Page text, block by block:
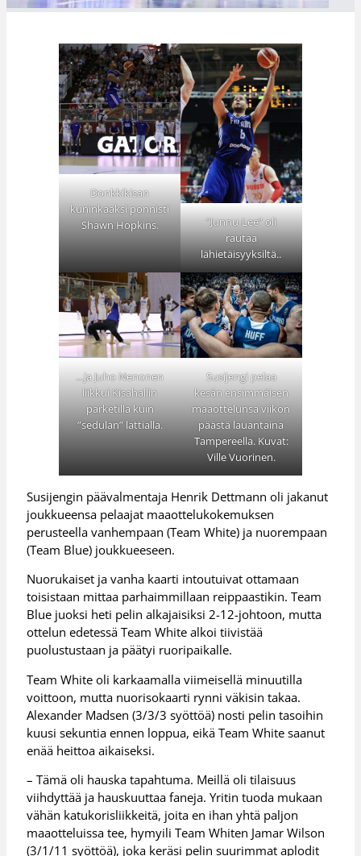
Donkkikisan
kuninkaaksi ponnisti
Shawn Hopkins.
”Junnu-Lee” oli
rautaa
lähietäisyyksiltä..
…ja Juho Nenonen
liikkui Kisahallin
parketilla kuin
”sedulan” lattialla.
Susijengi pelaa
kesän ensimmäisen
maaottelunsa viikon
päästä lauantaina
Tampereella. Kuvat:
Ville Vuorinen.
Susijengin päävalmentaja Henrik Dettmann oli jakanut
joukkueensa pelaajat maaottelukokemuksen
perusteella vanhempaan (Team White) ja nuorempaan
(Team Blue) joukkueeseen.
Nuorukaiset ja vanha kaarti intoutuivat ottamaan
toisistaan mittaa parhaimmillaan reippaastikin. Team
Blue juoksi heti pelin alkajaisiksi 2-12-johtoon, mutta
ottelun edetessä Team White alkoi tiivistää
puolustustaan ja päätyi ruoripaikalle.
Team White oli karkaamalla viimeisellä minuutilla
voittoon, mutta nuorisokaarti rynni väkisin takaa.
Alexander Madsen (3/3/3 syöttöä) nosti pelin tasoihin
kuusi sekuntia ennen loppua, eikä Team White saanut
enää heittoa aikaiseksi.
– Tämä oli hauska tapahtuma. Meillä oli tilaisuus
viihdyttää ja hauskuuttaa faneja. Yritin tuoda mukaan
vähän katukorisliikkeitä, joita en ihan yhtä paljon
maaotteluissa tee, hymyili Team Whiten Jamar Wilson
(3/1/11 syöttöä), joka keräsi pelin suurimmat aplodit